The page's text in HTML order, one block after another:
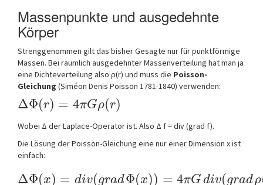
Massenpunkte und ausgedehnte
Körper
Strenggenommen gilt das bisher Gesagte nur für punktförmige
Massen. Bei räumlich ausgedehnter Massenverteilung hat man ja
eine Dichteverteilung also ρ(r) und muss die Poisson-
Gleichung (Siméon Denis Poisson 1781-1840) verwenden:
ΔΦ(r) = 4πGρ(r)
Wobei Δ der Laplace-Operator ist. Also Δ f = div (grad f).
Die Lösung der Poisson-Gleichung eine nur einer Dimension x ist
einfach:
ΔΦ(x) = div(gradΦ(x)) = 4πGdiv(gradρ